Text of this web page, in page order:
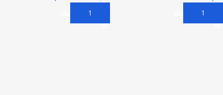
إضافة إلى السلة إضافة إلى السلة